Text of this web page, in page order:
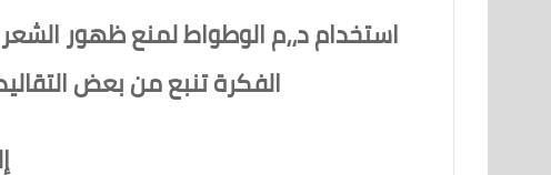
استخدام د،،م الوطواط لمنع ظهور
الفكرة تنبع من بعض